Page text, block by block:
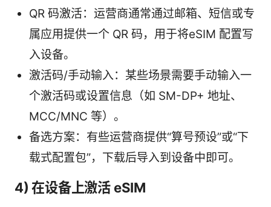
QR 码激活：运营商通常通过邮箱、短信或专
属应用提供一个 QR 码，用于将eSIM 配置写
入设备。
激活码/手动输入：某些场景需要手动输入一
个激活码或设置信息（如 SM-DP+ 地址、
MCC/MNC 等）。
备选方案：有些运营商提供“算号预设”或“下
载式配置包”，下载后导入到设备中即可。
4) 在设备上激活 eSIM